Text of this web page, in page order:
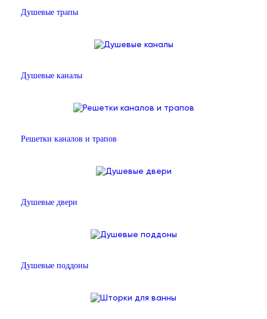
Душевые трапы
Душевые каналы
Решетки каналов и трапов
Душевые двери
Душевые поддоны